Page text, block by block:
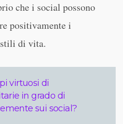
che i social possono
positivamente i
di vita.
virtuosi di
in grado di
sui social?